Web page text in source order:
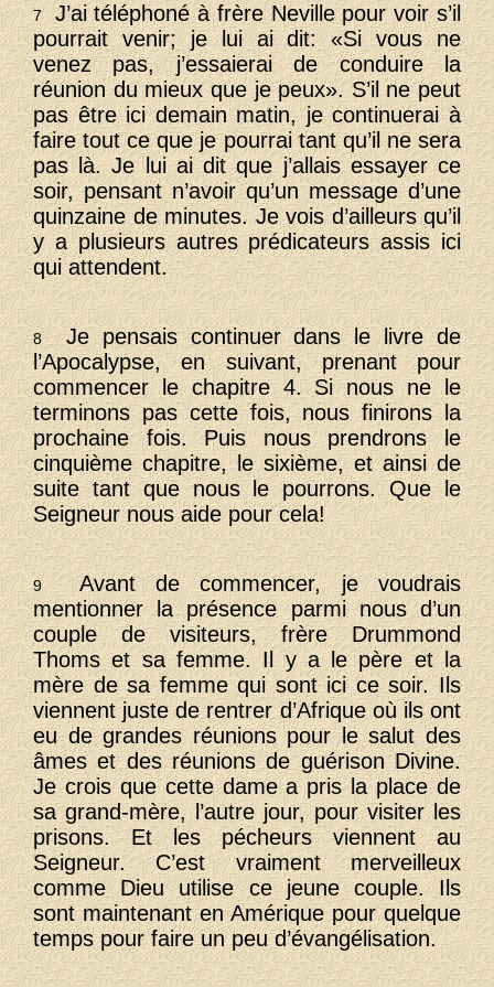
7J’ai téléphoné à frère Neville pour voir s’il
pourrait venir; je lui ai dit: «Si vous ne
venez pas, j’essaierai de conduire la
réunion du mieux que je peux». S’il ne peut
pas être ici demain matin, je continuerai à
faire tout ce que je pourrai tant qu’il ne sera
pas là. Je lui ai dit que j’allais essayer ce
soir, pensant n’avoir qu’un message d’une
quinzaine de minutes. Je vois d’ailleurs qu’il
y a plusieurs autres prédicateurs assis ici
qui attendent.
8Je pensais continuer dans le livre de
l’Apocalypse, en suivant, prenant pour
commencer le chapitre 4. Si nous ne le
terminons pas cette fois, nous finirons la
prochaine fois. Puis nous prendrons le
cinquième chapitre, le sixième, et ainsi de
suite tant que nous le pourrons. Que le
Seigneur nous aide pour cela!
9Avant de commencer, je voudrais
mentionner la présence parmi nous d’un
couple de visiteurs, frère Drummond
Thoms et sa femme. Il y a le père et la
mère de sa femme qui sont ici ce soir. Ils
viennent juste de rentrer d’Afrique où ils ont
eu de grandes réunions pour le salut des
âmes et des réunions de guérison Divine.
Je crois que cette dame a pris la place de
sa grand-mère, l’autre jour, pour visiter les
prisons. Et les pécheurs viennent au
Seigneur. C’est vraiment merveilleux
comme Dieu utilise ce jeune couple. Ils
sont maintenant en Amérique pour quelque
temps pour faire un peu d’évangélisation.